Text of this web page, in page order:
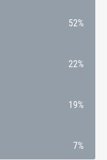
52%
22%
19%
7%